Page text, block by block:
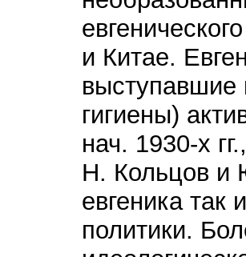
и Китае.
выступавшие
гигиены)
нач. 1930-х
Н. Кольцов
евгеника так
политики.